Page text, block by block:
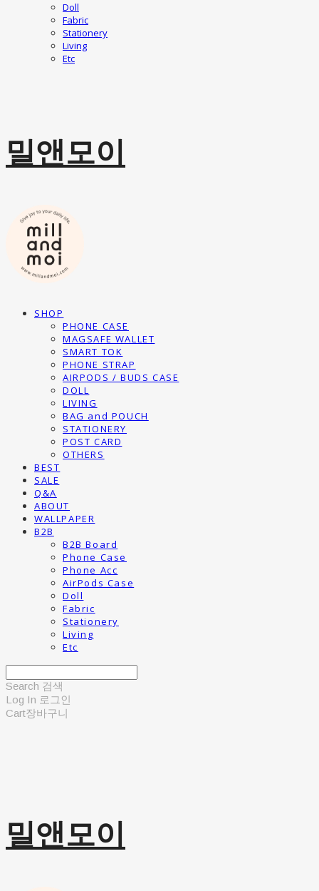
Doll
Fabric
Stationery
Living
Etc
밀앤모이
SHOP
PHONE CASE
MAGSAFE WALLET
SMART TOK
PHONE STRAP
AIRPODS / BUDS CASE
DOLL
LIVING
BAG and POUCH
STATIONERY
POST CARD
OTHERS
BEST
SALE
Q&A
ABOUT
WALLPAPER
B2B
B2B Board
Phone Case
Phone Acc
AirPods Case
Doll
Fabric
Stationery
Living
Etc
Search 검색
Log In 로그인
Cart장바구니
밀앤모이